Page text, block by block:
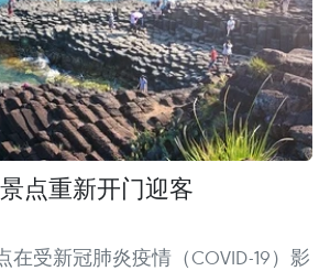
点重新开门迎客
在受新冠肺炎疫情（COVID-19）影